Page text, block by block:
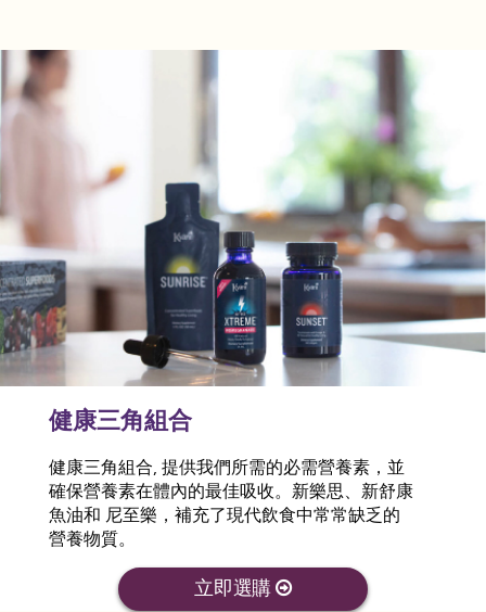
健康三角組合
健康三角組合, 提供我們所需的必需營養素，並
確保營養素在體內的最佳吸收。新樂思、新舒康
魚油和 尼至樂，補充了現代飲食中常常缺乏的
營養物質。
立即選購